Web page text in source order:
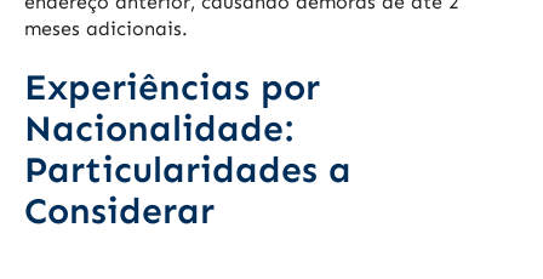
meses adicionais.
Experiências por
Nacionalidade:
Particularidades a
Considerar